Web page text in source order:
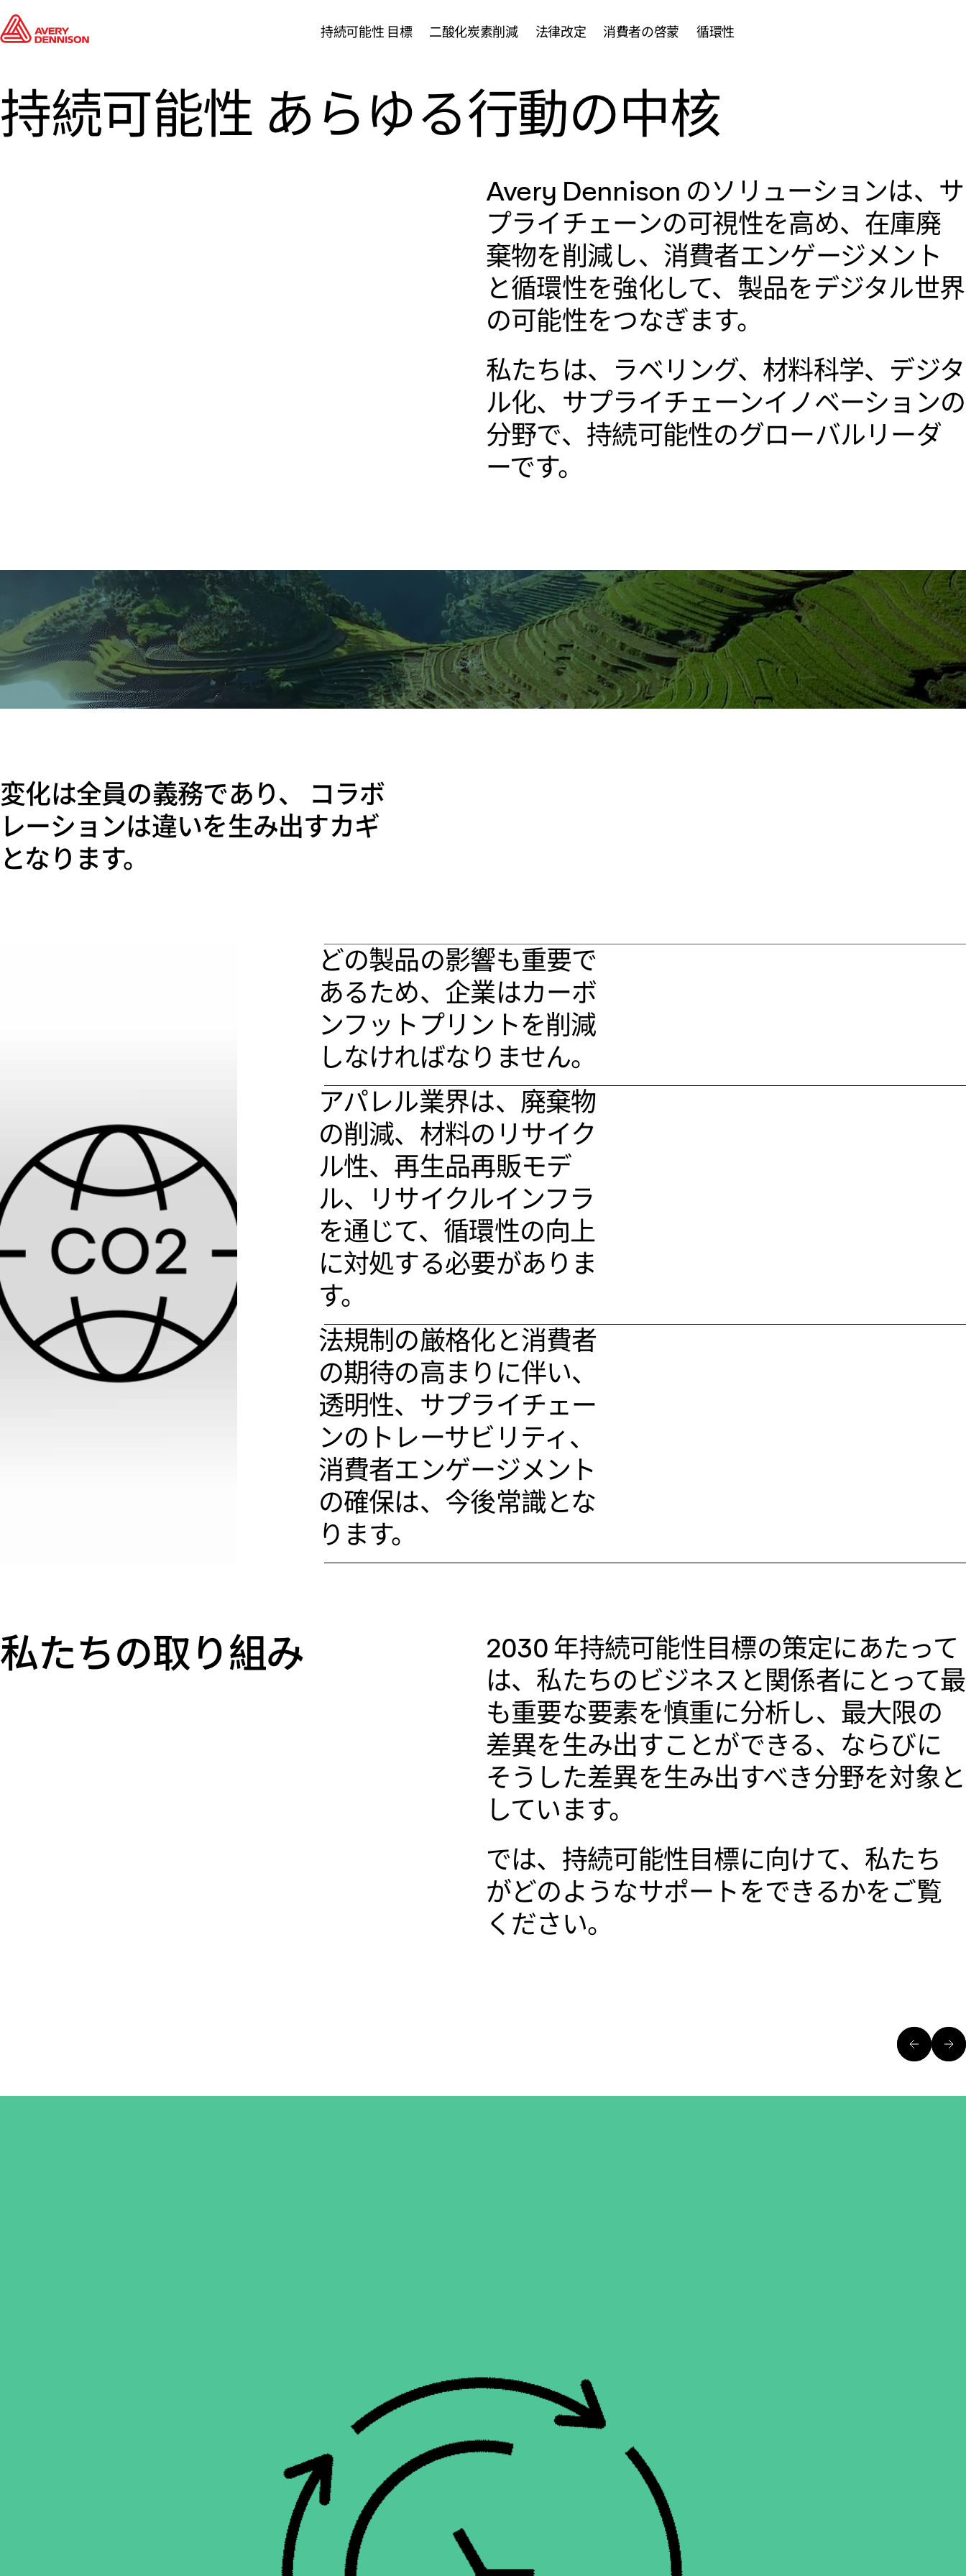
持続可能性 目標 二酸化炭素削減 法律改定 消費者の啓蒙 循環性
持続可能性 あらゆる行動の中核
Avery Dennison のソリューションは、サ
プライチェーンの可視性を高め、在庫廃
棄物を削減し、消費者エンゲージメント
と循環性を強化して、製品をデジタル世界
の可能性をつなぎます。
私たちは、ラベリング、材料科学、デジタ
ル化、サプライチェーンイノベーションの
分野で、持続可能性のグローバルリーダ
ーです。
変化は全員の義務であり、 コラボ
レーションは違いを生み出すカギ
となります。
どの製品の影響も重要で
あるため、企業はカーボ
ンフットプリントを削減
しなければなりません。
アパレル業界は、廃棄物
の削減、材料のリサイク
ル性、再生品再販モデ
ル、リサイクルインフラ
を通じて、循環性の向上
に対処する必要がありま
す。
法規制の厳格化と消費者
の期待の高まりに伴い、
透明性、サプライチェー
ンのトレーサビリティ、
消費者エンゲージメント
の確保は、今後常識とな
ります。
私たちの取り組み
2030 年持続可能性目標の策定にあたって
は、私たちのビジネスと関係者にとって最
も重要な要素を慎重に分析し、最大限の
差異を生み出すことができる、ならびに
そうした差異を生み出すべき分野を対象と
しています。
では、持続可能性目標に向けて、私たち
がどのようなサポートをできるかをご覧
ください。